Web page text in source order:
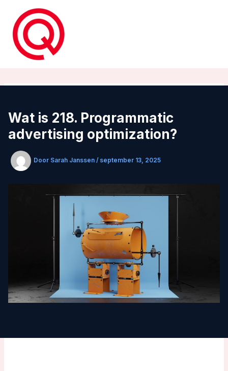
inhoud
Wat is 218. Programmatic
advertising optimization?
Door Sarah Janssen / september 13, 2025